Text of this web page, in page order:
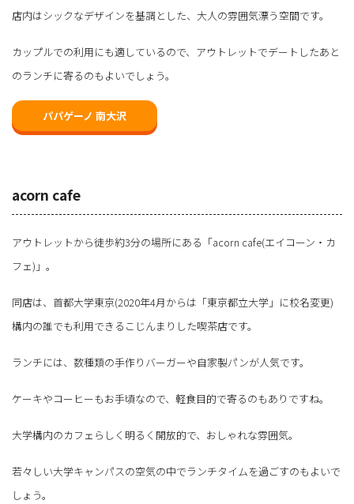
店内はシックなデザインを基調とした、大人の雰囲気漂う空間です。
カップルでの利用にも適しているので、アウトレットでデートしたあと
のランチに寄るのもよいでしょう。
パパゲーノ 南大沢
acorn cafe
アウトレットから徒歩約3分の場所にある「acorn cafe(エイコーン・カ
フェ)」。
同店は、首都大学東京(2020年4月からは「東京都立大学」に校名変更)
構内の誰でも利用できるこじんまりした喫茶店です。
ランチには、数種類の手作りバーガーや自家製パンが人気です。
ケーキやコーヒーもお手頃なので、軽食目的で寄るのもありですね。
大学構内のカフェらしく明るく開放的で、おしゃれな雰囲気。
若々しい大学キャンパスの空気の中でランチタイムを過ごすのもよいで
しょう。